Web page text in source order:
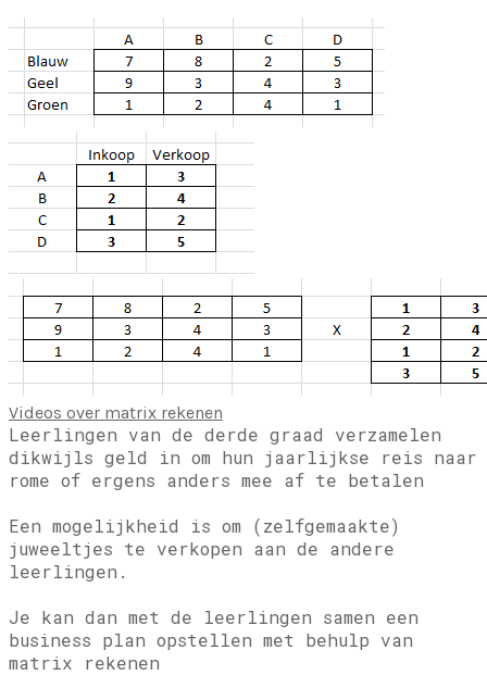
Videos over matrix rekenen
Leerlingen van de derde graad verzamelen
dikwijls geld in om hun jaarlijkse reis naar
rome of ergens anders mee af te betalen
Een mogelijkheid is om (zelfgemaakte)
juweeltjes te verkopen aan de andere
leerlingen.
Je kan dan met de leerlingen samen een
business plan opstellen met behulp van
matrix rekenen